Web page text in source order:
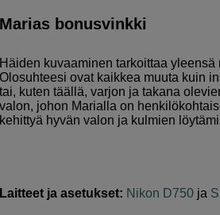
Marias bonusvinkki
Häiden kuvaaminen tarkoittaa
Olosuhteesi ovat kaikkea muuta kuin
tai, kuten täällä, varjon ja takana
valon, johon Marialla on
kehittyä hyvän valon ja kulmien
Laitteet ja asetukset: Nikon D750 ja